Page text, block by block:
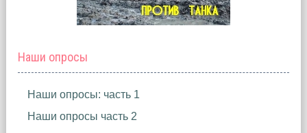
Наши опросы
Наши опросы: часть 1
Наши опросы часть 2